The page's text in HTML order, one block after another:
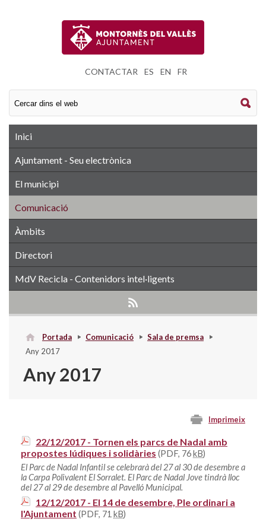
CONTACTAR ES EN FR
Inici
Ajuntament - Seu electrònica
El municipi
Comunicació
Àmbits
Directori
MdV Recicla - Contenidors intel·ligents
Portada Comunicació
Sala de premsa
Any 2017
Any 2017
Imprimeix
22/12/2017 - Tornen els parcs de Nadal amb
propostes lúdiques i solidàries (PDF, 76kB)
El Parc de Nadal Infantil se celebrarà del 27 al 30 de desembre a
la Carpa Polivalent El Sorralet. El Parc de Nadal Jove tindrà lloc
del 27 al 29 de desembre al Pavelló Municipal.
12/12/2017 - El 14 de desembre, Ple ordinari a
l'Ajuntament (PDF, 71 kB)